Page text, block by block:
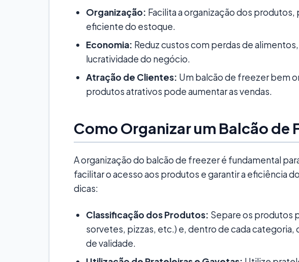
Organização: Facilita a organização dos
eficiente do estoque.
Economia: Reduz custos com perdas de
lucratividade do negócio.
Atração de Clientes: Um balcão de freezer bem
produtos atrativos pode aumentar as vendas.
Como Organizar um Balcão de
A organização do balcão de freezer é fundamental
facilitar o acesso aos produtos e garantir a eficiência
dicas:
Classificação dos Produtos: Separe os produtos
sorvetes, pizzas, etc.) e, dentro de cada categoria,
de validade.